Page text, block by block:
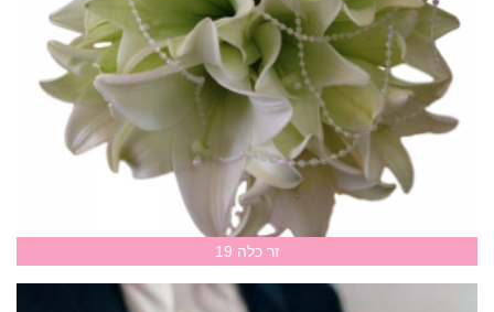
זר כלה 19